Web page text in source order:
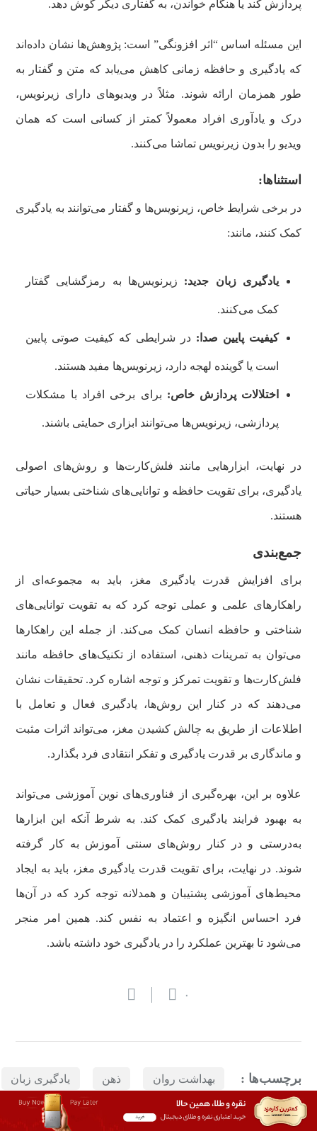
پردازش کند یا هنگام خواندن، به گفتاری دیگر گوش دهد.
این مسئله اساس “اثر افزونگی” است: پژوهش‌ها نشان داده‌اند
که یادگیری و حافظه زمانی کاهش می‌یابد که متن و گفتار به
طور همزمان ارائه شوند. مثلاً در ویدیوهای دارای زیرنویس،
درک و یادآوری افراد معمولاً کمتر از کسانی است که همان
ویدیو را بدون زیرنویس تماشا می‌کنند.
استثناها:
در برخی شرایط خاص، زیرنویس‌ها و گفتار می‌توانند به یادگیری
کمک کنند، مانند:
یادگیری زبان جدید: زیرنویس‌ها به رمزگشایی گفتار
کمک می‌کنند.
کیفیت پایین صدا: در شرایطی که کیفیت صوتی پایین
است یا گوینده لهجه دارد، زیرنویس‌ها مفید هستند.
اختلالات پردازش خاص: برای برخی افراد با مشکلات
پردازشی، زیرنویس‌ها می‌توانند ابزاری حمایتی باشند.
در نهایت، ابزارهایی مانند فلش‌کارت‌ها و روش‌های اصولی
یادگیری، برای تقویت حافظه و توانایی‌های شناختی بسیار حیاتی
هستند.
جمع‌بندی
برای افزایش قدرت یادگیری مغز، باید به مجموعه‌ای از
راهکارهای علمی و عملی توجه کرد که به تقویت توانایی‌های
شناختی و حافظه انسان کمک می‌کند. از جمله این راهکارها
می‌توان به تمرینات ذهنی، استفاده از تکنیک‌های حافظه مانند
فلش‌کارت‌ها و تقویت تمرکز و توجه اشاره کرد. تحقیقات نشان
می‌دهند که در کنار این روش‌ها، یادگیری فعال و تعامل با
اطلاعات از طریق به چالش کشیدن مغز، می‌تواند اثرات مثبت
و ماندگاری بر قدرت یادگیری و تفکر انتقادی فرد بگذارد.
علاوه بر این، بهره‌گیری از فناوری‌های نوین آموزشی می‌تواند
به بهبود فرایند یادگیری کمک کند. به شرط آنکه این ابزارها
به‌درستی و در کنار روش‌های سنتی آموزش به کار گرفته
شوند. در نهایت، برای تقویت قدرت یادگیری مغز، باید به ایجاد
محیط‌های آموزشی پشتیبان و همدلانه توجه کرد که در آن‌ها
فرد احساس انگیزه و اعتماد به نفس کند. همین امر منجر
می‌شود تا بهترین عملکرد را در یادگیری خود داشته باشد.
۰
برچسب‌ها : بهداشت روان ذهن یادگیری زبان